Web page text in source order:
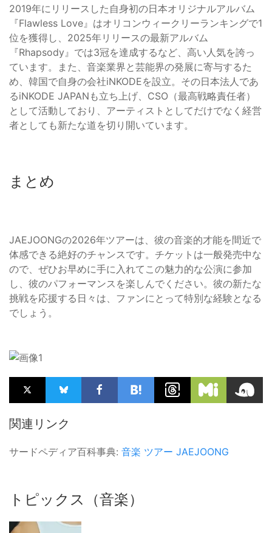
2019年にリリースした自身初の日本オリジナルアルバム
『Flawless Love』はオリコンウィークリーランキングで1
位を獲得し、2025年リリースの最新アルバム
『Rhapsody』では3冠を達成するなど、高い人気を誇っ
ています。また、音楽業界と芸能界の発展に寄与するた
め、韓国で自身の会社iNKODEを設立。その日本法人であ
るiNKODE JAPANも立ち上げ、CSO（最高戦略責任者）
として活動しており、アーティストとしてだけでなく経営
者としても新たな道を切り開いています。
まとめ
JAEJOONGの2026年ツアーは、彼の音楽的才能を間近で
体感できる絶好のチャンスです。チケットは一般発売中な
ので、ぜひお早めに手に入れてこの魅力的な公演に参加
し、彼のパフォーマンスを楽しんでください。彼の新たな
挑戦を応援する日々は、ファンにとって特別な経験となる
でしょう。
関連リンク
サードペディア百科事典: 音楽 ツアー JAEJOONG
トピックス（音楽）